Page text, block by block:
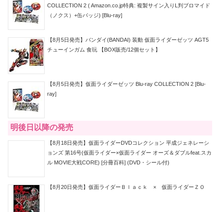
COLLECTION 2 ( Amazon.co.jp特典: 複製サイン入りL判ブロマイド
（ノクス）+缶バッジ) [Blu-ray]
【8月5日発売】バンダイ(BANDAI) 装動 仮面ライダーゼッツ AGT5
チューインガム 食玩 【BOX販売/12個セット】
【8月5日発売】仮面ライダーゼッツ Blu-ray COLLECTION 2 [Blu-
ray]
明後日以降の発売
【8月18日発売】仮面ライダーDVDコレクション 平成ジェネレーシ
ョンズ 第16号(仮面ライダー×仮面ライダー オーズ＆ダブルfeat.スカ
ル MOVIE大戦CORE) [分冊百科] (DVD・シール付)
【8月20日発売】仮面ライダーＢｌａｃｋ × 仮面ライダーＺＯ